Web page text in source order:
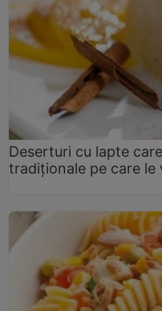
Deserturi cu lapte
tradiționale pe care le